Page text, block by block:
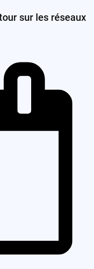
sur les réseaux